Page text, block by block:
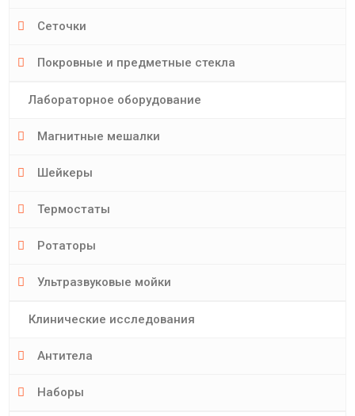
Сеточки
Покровные и предметные стекла
Лабораторное оборудование
Магнитные мешалки
Шейкеры
Термостаты
Ротаторы
Ультразвуковые мойки
Клинические исследования
Антитела
Наборы